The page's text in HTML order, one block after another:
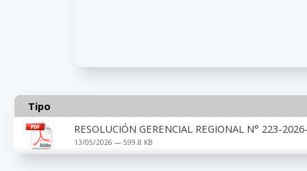
Tipo
RESOLUCIÓN GERENCIAL REGIONAL N° 223-
13/05/2026 — 599.8 KB